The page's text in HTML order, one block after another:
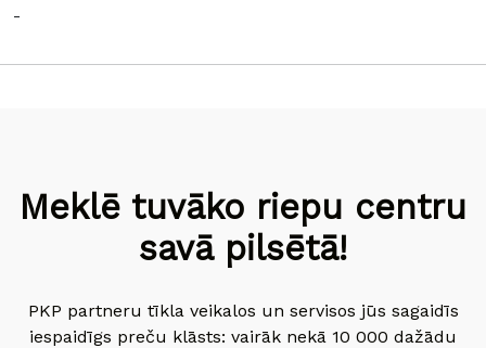
-
Meklē tuvāko riepu centru
savā pilsētā!
PKP partneru tīkla veikalos un servisos jūs sagaidīs
iespaidīgs preču klāsts: vairāk nekā 10 000 dažādu